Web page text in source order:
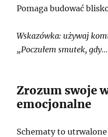
Pomaga budować
Wskazówka: używaj
„Poczułem smutek,
Zrozum swoje
emocjonalne
Schematy to